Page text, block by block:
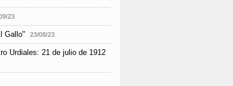
23
Gallo" 23/08/23
Urdiales: 21 de julio de 1912